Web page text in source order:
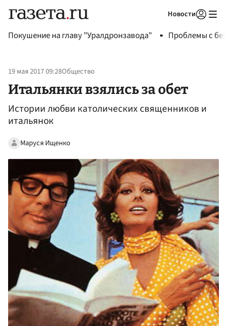
Новости
Покушение на главу "Уралдронзавода" Проблемы с
19 мая 2017 09:28Общество
Итальянки взялись за обет
Истории любви католических священников и
итальянок
Маруся Ищенко